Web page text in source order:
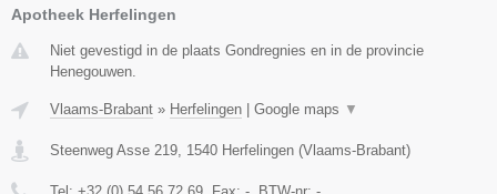
Apotheek Herfelingen
Niet gevestigd in de plaats Gondregnies en in de provincie
Henegouwen.
Vlaams-Brabant » Herfelingen Google maps ▼
Steenweg Asse 219 1540 Herfelingen (Vlaams-Brabant)